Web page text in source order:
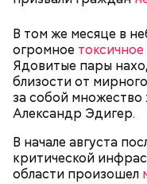
В том же месяце в
огромное
Ядовитые пары
близости от
за собой множество
Александр Эдигер.
В начале августа
критической
области произошел
Особенно опасно
ранку. Акула
количество крови
километров. Если вы
увидеть
подниматься
деревни — местный
Свое несогласие с
разговоре с
высказал
Эксперт
напоминающая о
угрозы, —
уничтожением
и своевременно
проблемы. Если
есть коммерческие
Главное, что они
своим будущим и